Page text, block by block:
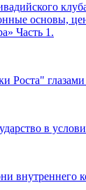
основы,
Часть 1.
Роста" глазами
в
внутреннего